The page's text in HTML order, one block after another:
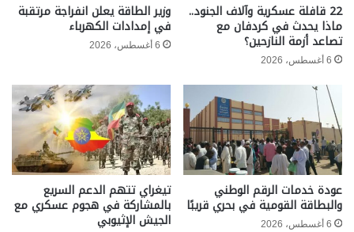
22 قافلة عسكرية وآلاف الجنود..
ماذا يحدث في كردفان مع
تصاعد أزمة النازحين؟
6 أغسطس، 2026
وزير الطاقة يعلن انفراجة مرتقبة
في إمدادات الكهرباء
6 أغسطس، 2026
عودة خدمات الرقم الوطني
والبطاقة القومية في بحري قريبًا
6 أغسطس، 2026
تيغراي تتهم الدعم السريع
بالمشاركة في هجوم عسكري مع
الجيش الإثيوبي